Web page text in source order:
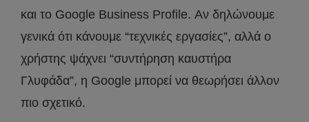
και το Google Business Profile. Αν δηλώνουμε
γενικά ότι κάνουμε “τεχνικές εργασίες”, αλλά ο
χρήστης ψάχνει “συντήρηση καυστήρα
Γλυφάδα”, η Google μπορεί να θεωρήσει άλλον
πιο σχετικό.